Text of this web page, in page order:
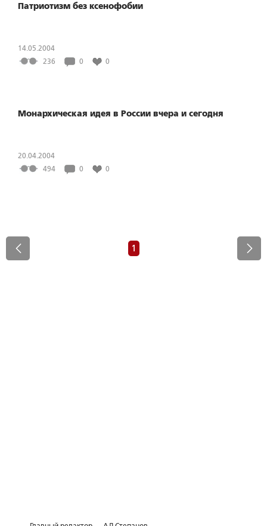
Патриотизм без ксенофобии
14.05.2004
236
0 0
Монархическая идея в России вчера и сегодня
20.04.2004
494
0 0
1